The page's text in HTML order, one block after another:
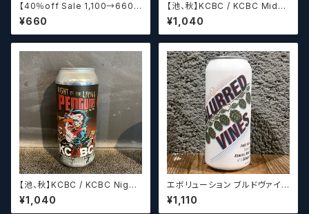
【40％off Sale 1,100→660】
【池】KCBC / KCBC Lurking i
n the Depths【クラフトビール】
¥660
【池、秋】KCBC / KCBC Middli
ng Earth【クラフトビール】
¥1,040
【池、秋】KCBC / KCBC Night
of the Living Penguins【クラ
フトビール】
¥1,040
エボリューション ブルドヴァイン
ス Evolution Blurred Vines
【クラフトビール】
¥1,110